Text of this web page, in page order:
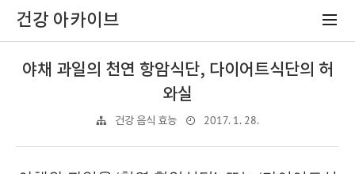
건강 아카이브
야채 과일의 천연 항암식단, 다이어트식단의 허
와실
건강 음식 효능 2017. 1. 28.